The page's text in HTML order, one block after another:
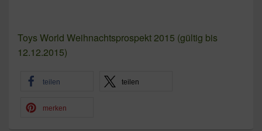
Toys World Weihnachtsprospekt 2015 (gültig bis
12.12.2015)
teilen teilen
merken